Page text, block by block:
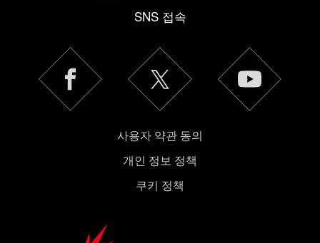
SNS 접속
사용자 약관 동의
개인 정보 정책
쿠키 정책